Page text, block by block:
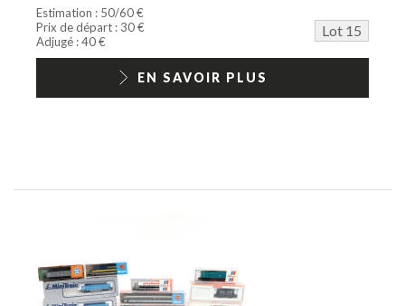
Estimation : 50/60 €
Prix de départ : 30 €
Lot 15
Adjugé : 40 €
EN SAVOIR PLUS